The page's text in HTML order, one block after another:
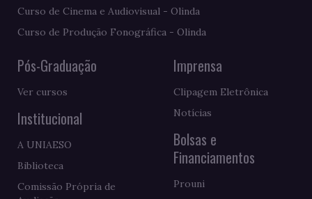
Curso de Cinema e Audiovisual - Olinda
Curso de Produção Fonográfica - Olinda
Pós-Graduação
Ver cursos
Institucional
A UNIAESO
Biblioteca
Comissão Própria de
Imprensa
Clipagem Eletrônica
Notícias
Bolsas e
Financiamentos
Prouni